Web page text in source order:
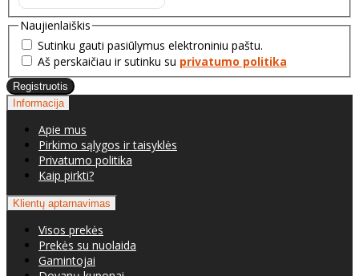
Naujienlaiškis
Sutinku gauti pasiūlymus elektroniniu paštu.
Aš perskaičiau ir sutinku su privatumo politika
Informacija
Apie mus
Pirkimo sąlygos ir taisyklės
Privatumo politika
Kaip pirkti?
Klientų aptarnavimas
Visos prekės
Prekės su nuolaida
Gamintojai